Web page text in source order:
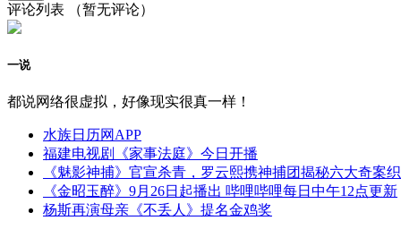
评论列表 （暂无评论）
一说
都说网络很虚拟，好像现实很真一样！
水族日历网APP
福建电视剧《家事法庭》今日开播
《魅影神捕》官宣杀青，罗云熙携神捕团揭秘六大奇案
《金昭玉醉》9月26日起播出 哔哩哔哩每日中午12点更新
杨斯再演母亲《不丢人》提名金鸡奖